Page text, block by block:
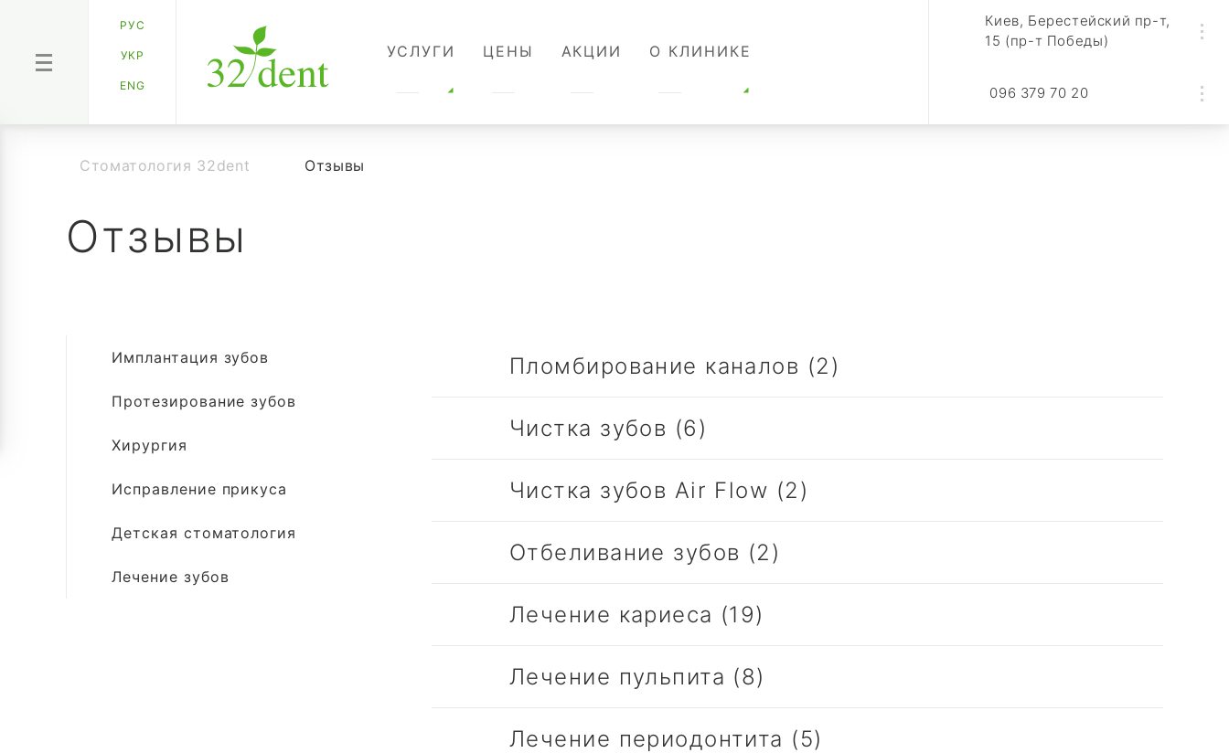
РУС
УКР
ENG
УСЛУГИ ЦЕНЫ АКЦИИ О КЛИНИКЕ
Киев, Берестейский пр-т,
15 (пр-т Победы)
096 379 70 20
Стоматология 32dent Отзывы
Отзывы
Имплантация зубов
Протезирование зубов
Хирургия
Исправление прикуса
Детская стоматология
Лечение зубов
Пломбирование каналов (2)
Чистка зубов (6)
Чистка зубов Air Flow (2)
Отбеливание зубов (2)
Лечение кариеса (19)
Лечение пульпита (8)
Лечение периодонтита (5)